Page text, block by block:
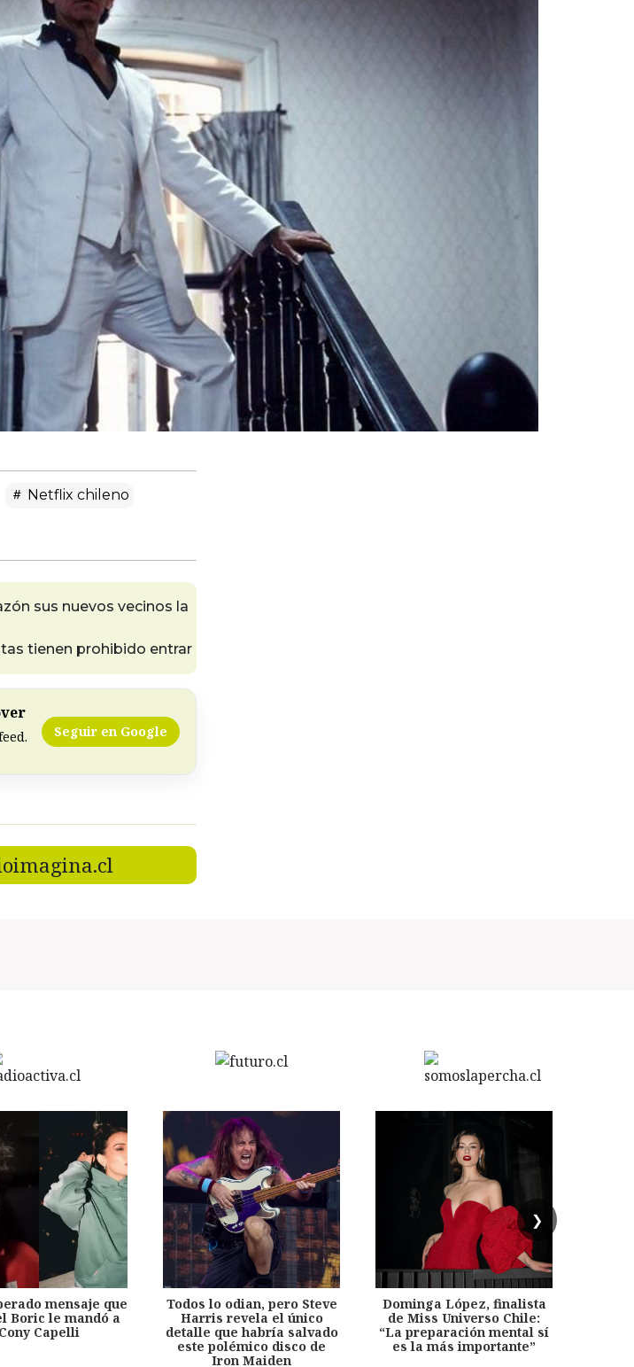
Netflix chileno
sus nuevos vecinos la
tienen prohibido entrar
Seguir en Google
❯
mensaje que
Boric le mandó a
Cony Capelli
Todos lo odian, pero Steve
Harris revela el único
detalle que habría salvado
este polémico disco de
Iron Maiden
Dominga López, finalista
de Miss Universo Chile:
“La preparación mental sí
es la más importante”